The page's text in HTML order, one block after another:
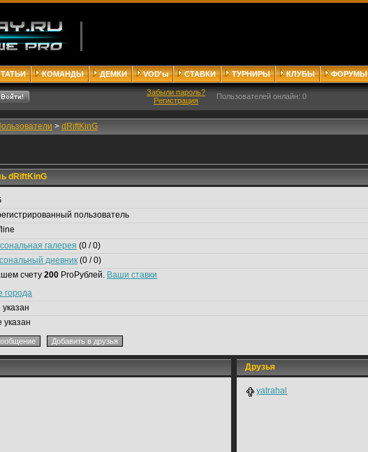
КОМАНДЫ ДЕМКИ VOD'ы СТАВКИ ТУРНИРЫ КЛУБЫ ФОРУМЫ
Забыли пароль?
Регистрация
Пользователей онлайн: 0
> dRiftKinG
dRiftKinG
пользователь
галерея (0 / 0)
дневник (0 / 0)
счету 200 ProРублей. Ваши ставки
города
указан
Друзья
yatrahal